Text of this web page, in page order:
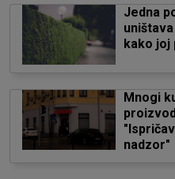
Jedna
kako joj
Mnogi
nadzor"